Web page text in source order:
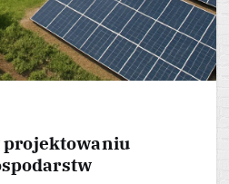
projektowaniu